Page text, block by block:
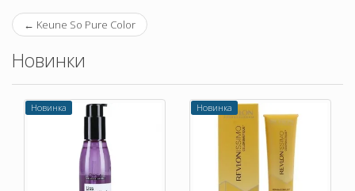
← Keune So Pure Color
Новинки
Новинка Новинка